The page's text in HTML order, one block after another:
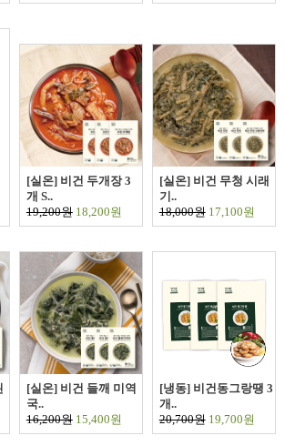
[실온] 비건 두개장 3
개 S..
19,200원18,200원
[실온] 비건 무청 시래
기..
18,000원17,100원
[실온] 비건 들깨 미역
국..
16,200원15,400원
[냉동] 비건동그랑땡 3
개..
20,700원19,700원